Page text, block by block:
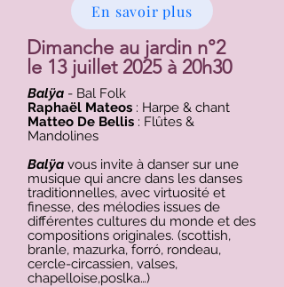
En savoir plus
Dimanche au jardin n°2
le 13 juillet 2025 à 20h30
Balÿa - Bal Folk
Raphaël Mateos : Harpe & chant
Matteo De Bellis : Flûtes &
Mandolines
Balÿa vous invite à danser sur une
musique qui ancre dans les danses
traditionnelles, avec virtuosité et
finesse, des mélodies issues de
différentes cultures du monde et des
compositions originales. (scottish,
branle, mazurka, forró, rondeau,
cercle-circassien, valses,
chapelloise,poslka…)